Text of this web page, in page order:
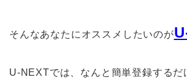
そんなあなたにオススメしたいのが
U-NEXTでは、なんと簡単登録するだ